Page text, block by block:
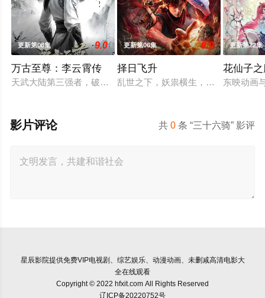
更新第08集 9.0
万古至尊：李云霄传
天武大陆第三强者，破军武帝古飞扬被世界规则所限，修为困
更新第06集 6.0
择日飞升
乱世之下，妖祟横生，奸佞当道。又
更新第22集
花仙子
东映动画
共0 条 “三十六骑” 影评
影片评论
星辰影院提供免费VIP电视剧、综艺娱乐、动漫动画、未删减高清电影大
全在线观看
Copyright © 2022 hfxit.com All Rights Reserved
辽ICP备20220752号